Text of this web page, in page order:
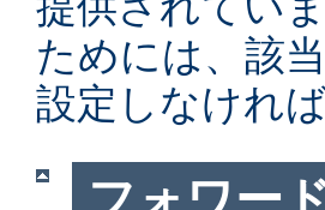
ためには、該
設定しなけれ
フォワー